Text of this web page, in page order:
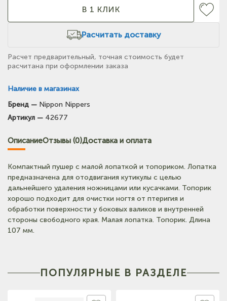
В 1 КЛИК
Расчитать доставку
Наличие в магазинах
Тел: +7-903-947-9492
Бренд — Nippon Nippers
Артикул — 42677
Расчет предварительный, точная стоимость будет
расчитана при оформлении заказа
ОписаниеОтзывы (0)Доставка и оплата
Компактный пушер с малой лопаткой и топориком. Лопатка
предназначена для отодвигания кутикулы с целью
дальнейшего удаления ножницами или кусачками. Топорик
хорошо подходит для очистки ногтя от птеригия и
обработки поверхности у боковых валиков и внутренней
стороны свободного края. Малая лопатка. Топорик. Длина
107 мм.
ПОПУЛЯРНЫЕ В РАЗДЕЛЕ